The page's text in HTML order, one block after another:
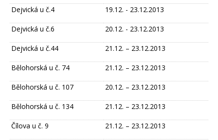
Dejvická u č.4 19.12. - 23.12.2013
Dejvická u č.6 20.12. - 23.12.2013
Dejvická u č.44 21.12. – 23.12.2013
Bělohorská u č. 74 21.12. – 23.12.2013
Bělohorská u č. 107 20.12. – 23.12.2013
Bělohorská u č. 134 21.12. – 23.12.2013
Čílova u č. 9 21.12. – 23.12.2013